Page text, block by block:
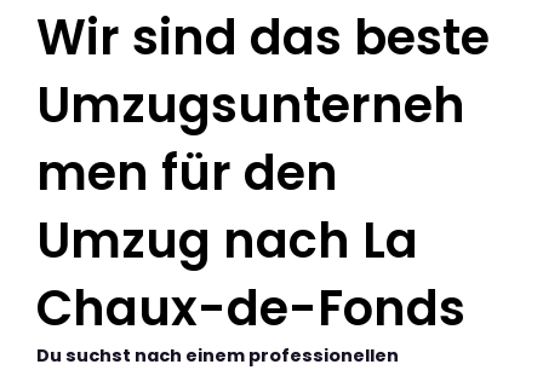
Wir sind das beste
Umzugsunterneh
men für den
Umzug nach La
Chaux-de-Fonds
Du suchst nach einem professionellen